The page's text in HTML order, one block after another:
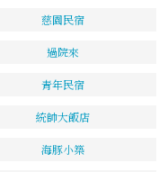
慈園民宿
過院來
青年民宿
統帥大飯店
海豚小築